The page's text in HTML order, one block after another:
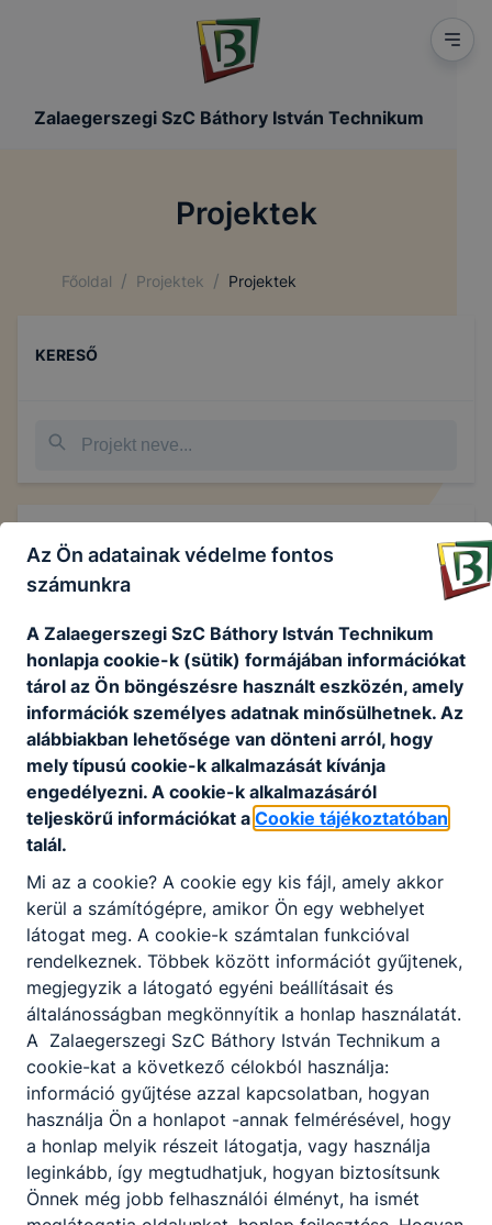
Zalaegerszegi SzC Báthory István Technikum
Projektek
Főoldal / Projektek / Projektek
KERESŐ
Projektek
Széchenyi 2020 projektek
Erasmus+
Erasmus+ 2020-1-HU01-KA102-078164
Bővebben a projektről
1
Partnereink
Az Ön adatainak védelme fontos
számunkra
A Zalaegerszegi SzC Báthory István Technikum
honlapja cookie-k (sütik) formájában információkat
tárol az Ön böngészésre használt eszközén, amely
információk személyes adatnak minősülhetnek. Az
alábbiakban lehetősége van dönteni arról, hogy
mely típusú cookie-k alkalmazását kívánja
engedélyezni. A cookie-k alkalmazásáról
teljeskörű információkat a Cookie tájékoztatóban
talál.
Mi az a cookie? A cookie egy kis fájl, amely akkor
kerül a számítógépre, amikor Ön egy webhelyet
látogat meg. A cookie-k számtalan funkcióval
rendelkeznek. Többek között információt gyűjtenek,
megjegyzik a látogató egyéni beállításait és
általánosságban megkönnyítik a honlap használatát.
A Zalaegerszegi SzC Báthory István Technikum a
cookie-kat a következő célokból használja:
információ gyűjtése azzal kapcsolatban, hogyan
használja Ön a honlapot -annak felmérésével, hogy
a honlap melyik részeit látogatja, vagy használja
leginkább, így megtudhatjuk, hogyan biztosítsunk
Önnek még jobb felhasználói élményt, ha ismét